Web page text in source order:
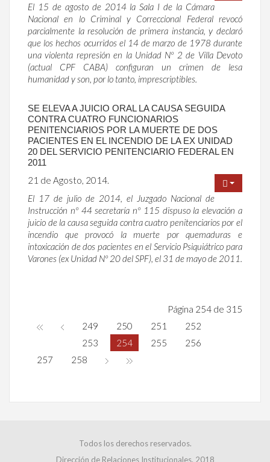
El 15 de agosto de 2014 la Sala I de la Cámara
Nacional en lo Criminal y Correccional Federal revocó
parcialmente la resolución de primera instancia, y declaró
que los hechos ocurridos el 14 de marzo de 1978 durante
una violenta represión en la Unidad Nº 2 de Villa Devoto
(actual CPF CABA) configuran un crimen de lesa
humanidad y son, por lo tanto, imprescriptibles.
SE ELEVA A JUICIO ORAL LA CAUSA SEGUIDA
CONTRA CUATRO FUNCIONARIOS
PENITENCIARIOS POR LA MUERTE DE DOS
PACIENTES EN EL INCENDIO DE LA EX UNIDAD
20 DEL SERVICIO PENITENCIARIO FEDERAL EN
2011
21 de Agosto, 2014.
El 17 de julio de 2014, el Juzgado Nacional de
Instrucción nº 44 secretaría nº 115 dispuso la elevación a
juicio de la causa seguida contra cuatro penitenciarios por el
incendio que provocó la muerte por quemaduras e
intoxicación de dos pacientes en el Servicio Psiquiátrico para
Varones (ex Unidad Nº 20 del SPF), el 31 de mayo de 2011.
Página 254 de 315
249
250 251
252
253
254 255
256
257
258
Todos los derechos reservados.
Dirección de Relaciones Institucionales. 2018